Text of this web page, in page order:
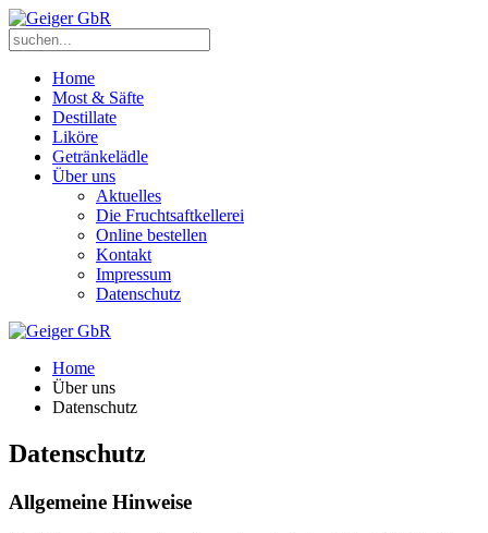
Home
Most & Säfte
Destillate
Liköre
Getränkelädle
Über uns
Aktuelles
Die Fruchtsaftkellerei
Online bestellen
Kontakt
Impressum
Datenschutz
Home
Über uns
Datenschutz
Datenschutz
Allgemeine Hinweise